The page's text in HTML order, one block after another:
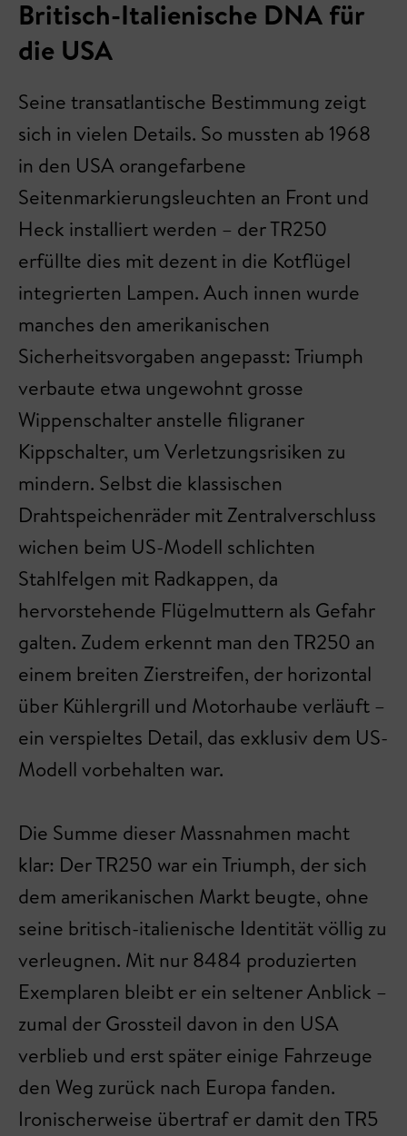
Britisch-Italienische DNA für
die USA
Seine transatlantische Bestimmung zeigt
sich in vielen Details. So mussten ab 1968
in den USA orangefarbene
Seitenmarkierungsleuchten an Front und
Heck installiert werden – der TR250
erfüllte dies mit dezent in die Kotflügel
integrierten Lampen. Auch innen wurde
manches den amerikanischen
Sicherheitsvorgaben angepasst: Triumph
verbaute etwa ungewohnt grosse
Wippenschalter anstelle filigraner
Kippschalter, um Verletzungsrisiken zu
mindern. Selbst die klassischen
Drahtspeichenräder mit Zentralverschluss
wichen beim US-Modell schlichten
Stahlfelgen mit Radkappen, da
hervorstehende Flügelmuttern als Gefahr
galten. Zudem erkennt man den TR250 an
einem breiten Zierstreifen, der horizontal
über Kühlergrill und Motorhaube verläuft –
ein verspieltes Detail, das exklusiv dem US-
Modell vorbehalten war.
Die Summe dieser Massnahmen macht
klar: Der TR250 war ein Triumph, der sich
dem amerikanischen Markt beugte, ohne
seine britisch-italienische Identität völlig zu
verleugnen. Mit nur 8484 produzierten
Exemplaren bleibt er ein seltener Anblick –
zumal der Grossteil davon in den USA
verblieb und erst später einige Fahrzeuge
den Weg zurück nach Europa fanden.
Ironischerweise übertraf er damit den TR5